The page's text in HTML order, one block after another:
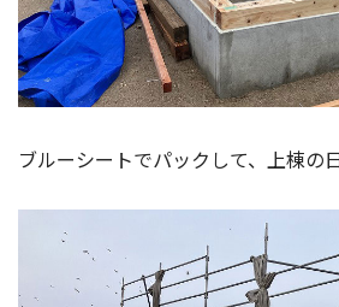
ブルーシートでパックして、上棟の